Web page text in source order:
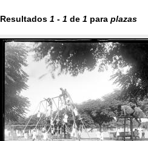
Resultados 1 - 1 de 1 para plazas